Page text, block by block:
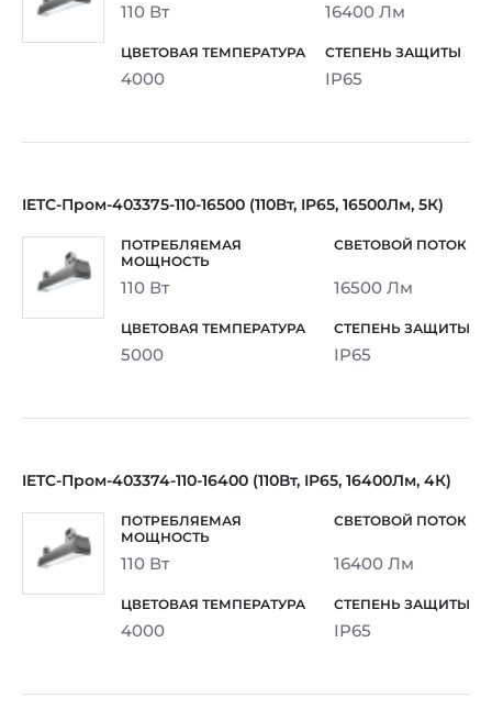
110 Вт 16400 Лм
4000 IP65
IETC-Пром-403375-110-16500 (110Вт, IP65, 16500Лм, 5К)
110 Вт 16500 Лм
5000 IP65
IETC-Пром-403374-110-16400 (110Вт, IP65, 16400Лм, 4К)
110 Вт 16400 Лм
4000 IP65